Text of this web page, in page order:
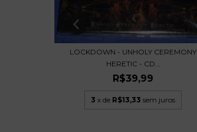
LOCKDOWN - UNHOLY CEREMONY
HERETIC - CD...
R$39,99
3 x de R$13,33 sem juros